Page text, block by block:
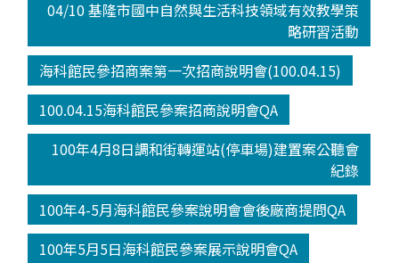
04/10 基隆市國中自然與生活科技領域有效教學策
略研習活動
海科館民參招商案第一次招商說明會(100.04.15)
100.04.15海科館民參案招商說明會QA
100年4月8日調和街轉運站(停車場)建置案公聽會
紀錄
100年4-5月海科館民參案說明會會後廠商提問QA
100年5月5日海科館民參案展示說明會QA